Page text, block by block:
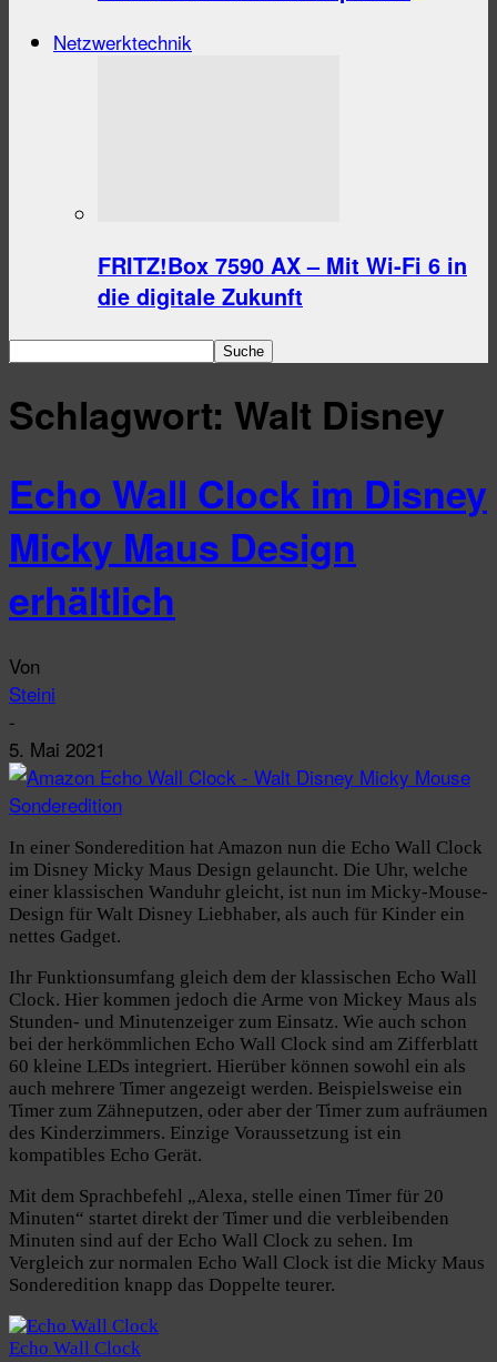
Netzwerktechnik
FRITZ!Box 7590 AX – Mit Wi-Fi 6 in
die digitale Zukunft
Schlagwort: Walt Disney
Echo Wall Clock im Disney
Micky Maus Design
erhältlich
Von
Steini
-
5. Mai 2021
In einer Sonderedition hat Amazon nun die Echo Wall Clock
im Disney Micky Maus Design gelauncht. Die Uhr, welche
einer klassischen Wanduhr gleicht, ist nun im Micky-Mouse-
Design für Walt Disney Liebhaber, als auch für Kinder ein
nettes Gadget.
Ihr Funktionsumfang gleich dem der klassischen Echo Wall
Clock. Hier kommen jedoch die Arme von Mickey Maus als
Stunden- und Minutenzeiger zum Einsatz. Wie auch schon
bei der herkömmlichen Echo Wall Clock sind am Zifferblatt
60 kleine LEDs integriert. Hierüber können sowohl ein als
auch mehrere Timer angezeigt werden. Beispielsweise ein
Timer zum Zähneputzen, oder aber der Timer zum aufräumen
des Kinderzimmers. Einzige Voraussetzung ist ein
kompatibles Echo Gerät.
Mit dem Sprachbefehl „Alexa, stelle einen Timer für 20
Minuten“ startet direkt der Timer und die verbleibenden
Minuten sind auf der Echo Wall Clock zu sehen. Im
Vergleich zur normalen Echo Wall Clock ist die Micky Maus
Sonderedition knapp das Doppelte teurer.
Echo Wall Clock